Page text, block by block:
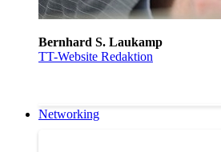
Bernhard S. Laukamp
TT-Website Redaktion
Networking